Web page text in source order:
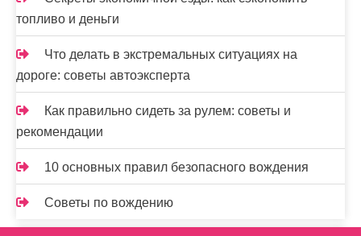
топливо и деньги
Что делать в экстремальных ситуациях на
дороге: советы автоэксперта
Как правильно сидеть за рулем: советы и
рекомендации
10 основных правил безопасного вождения
Советы по вождению